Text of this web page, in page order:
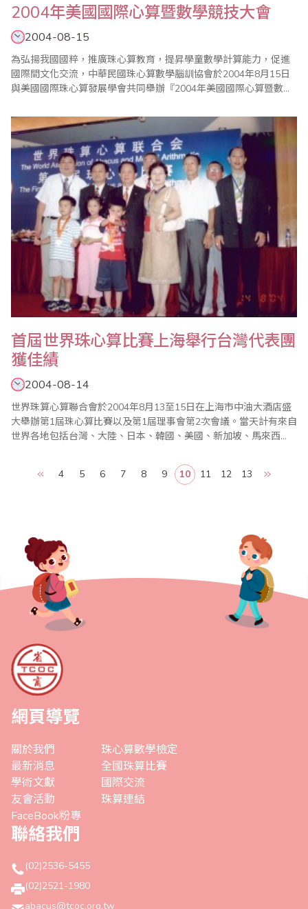
2004年美國國際心算暨數學競技大會
2004-08-15
為弘揚我國國粹，推廣珠心算教育，提昇學童數學計算能力，促進
國際間文化交流，中華民國珠心算數學腦訓協會於2004年8月15日
與美國國際珠心算發展學會共同舉辦『2004年美國國際心算暨數學
之第一、二、三名或由各教練推薦之績優選手。中華民國代表團於8
月11日組團前往美國洛杉磯，美國國際珠心算發展學會會長
Charles Wu與主任委員翁碧輝老師已於..
首屆世界珠心算比賽上海舉行台灣代表團
獲佳績
2004-08-14
世界珠算心算聯合會於2004年8月13至15日在上海市中油大酒店盛
大舉辦第1屆珠心算比賽以及第1屆理事會第2次會議。當天計有來自
世界各地包括台灣、大陸、日本、韓國、美國、新加坡、馬來西
港、澳門等世界各國或地區近千名同好及選手與會，可稱為全球珠
算界的盛事。2004年8月雖然如以往在放暑假，但是對於珠算界來
4 5 6 7 8 9 10 11 12 13
網頁導覽
關於我們
最新消息
學術文獻
友會活動
FaceBook粉專
珠心算數學檢定
全國珠算比賽
國際交流
珠算連結
聯絡我們
(02)2536-5455
(02)2521-1980
abacus@tcoc.org.tw